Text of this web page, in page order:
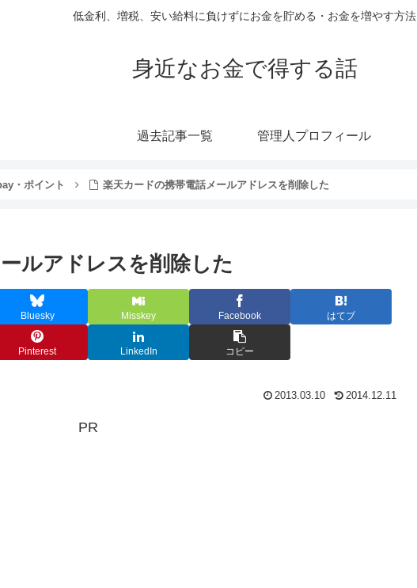
低金利、増税、安い給料に負けずにお金を貯める・お金を増やす方法
身近なお金で得する話
過去記事一覧 管理人プロフィール
・ポイント 楽天カードの携帯電話メールアドレスを削除した
ルアドレスを削除した
Bluesky Misskey Facebook はてブ
Pinterest LinkedIn コピー
2013.03.10 2014.12.11
PR